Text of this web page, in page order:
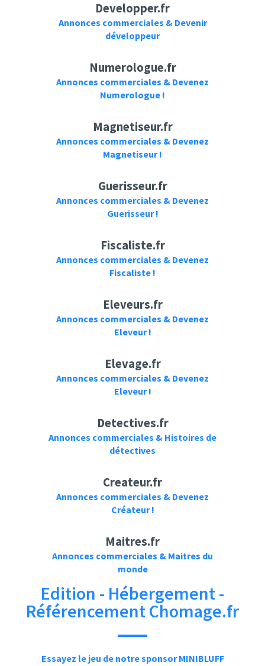
Developper.fr
Annonces commerciales & Devenir
développeur
Numerologue.fr
Annonces commerciales & Devenez
Numerologue !
Magnetiseur.fr
Annonces commerciales & Devenez
Magnetiseur !
Guerisseur.fr
Annonces commerciales & Devenez
Guerisseur !
Fiscaliste.fr
Annonces commerciales & Devenez
Fiscaliste !
Eleveurs.fr
Annonces commerciales & Devenez
Eleveur !
Elevage.fr
Annonces commerciales & Devenez
Eleveur !
Detectives.fr
Annonces commerciales & Histoires de
détectives
Createur.fr
Annonces commerciales & Devenez
Créateur !
Maitres.fr
Annonces commerciales & Maitres du
monde
Edition - Hébergement -
Référencement Chomage.fr
Essayez le jeu de notre sponsor MINIBLUFF